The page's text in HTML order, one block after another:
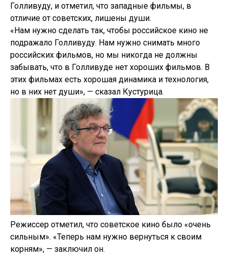
Голливуду, и отметил, что западные фильмы, в
отличие от советских, лишены души.
«Нам нужно сделать так, чтобы российское кино не
подражало Голливуду. Нам нужно снимать много
российских фильмов, но мы никогда не должны
забывать, что в Голливуде нет хороших фильмов. В
этих фильмах есть хорошая динамика и технология,
но в них нет души», — сказал Кустурица.
Режиссер отметил, что советское кино было «очень
сильным». «Теперь нам нужно вернуться к своим
корням», — заключил он.